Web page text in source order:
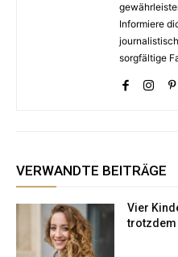
Informiere
sorgfältige
VERWANDTE BEITRÄGE
Vier
trotzdem